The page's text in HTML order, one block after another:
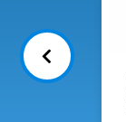
16GB,